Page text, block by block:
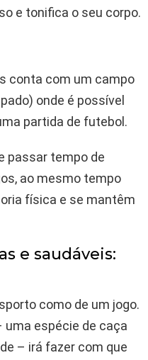
e tonifica o seu corpo.
conta com um campo
onde é possível
partida de futebol.
passar tempo de
ao mesmo tempo
física e se mantêm
e saudáveis:
como de um jogo.
uma espécie de caça
– irá fazer com que